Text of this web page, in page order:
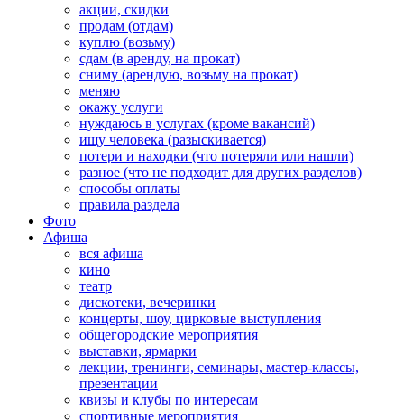
акции, скидки
продам (отдам)
куплю (возьму)
сдам (в аренду, на прокат)
сниму (арендую, возьму на прокат)
меняю
окажу услуги
нуждаюсь в услугах (кроме вакансий)
ищу человека (разыскивается)
потери и находки (что потеряли или нашли)
разное (что не подходит для других разделов)
способы оплаты
правила раздела
Фото
Афиша
вся афиша
кино
театр
дискотеки, вечеринки
концерты, шоу, цирковые выступления
общегородские мероприятия
выставки, ярмарки
лекции, тренинги, семинары, мастер-классы,
презентации
квизы и клубы по интересам
спортивные мероприятия